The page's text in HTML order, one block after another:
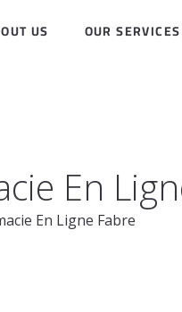
US OUR SERVICES
En
En Ligne Fabre